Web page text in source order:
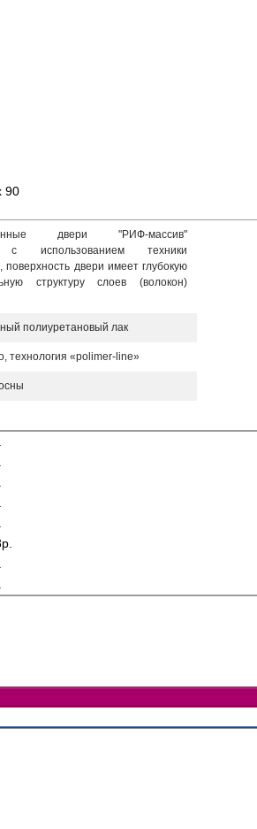
90
двери "РИФ-массив"
с использованием техники
двери имеет глубокую
структуру слоев (волокон)
полиуретановый лак
технология «polimer-line»